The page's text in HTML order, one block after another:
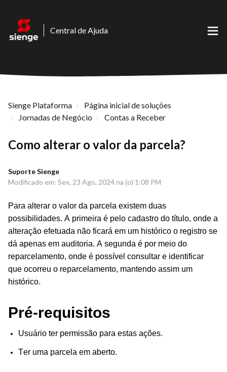
Central de Ajuda
Sienge Plataforma
Página inicial de soluções
Jornadas de Negócio
Contas a Receber
Como alterar o valor da parcela?
Suporte Sienge
Modificado em: Sex, 23 Ago, 2024 na (o) 1:08 PM
Para alterar o valor da parcela existem duas
possibilidades. A primeira é pelo cadastro do título, onde a
alteração efetuada não ficará em um histórico o registro se
dá apenas em auditoria. A segunda é por meio do
reparcelamento, onde é possível consultar e identificar
que ocorreu o reparcelamento, mantendo assim um
histórico.
Pré-requisitos
Usuário ter permissão para estas ações.
Ter uma parcela em aberto.